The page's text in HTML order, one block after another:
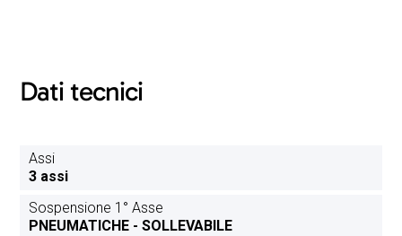
Dati tecnici
Assi
3 assi
Sospensione 1° Asse
PNEUMATICHE - SOLLEVABILE